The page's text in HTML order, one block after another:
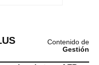
Contenido de
Gestión